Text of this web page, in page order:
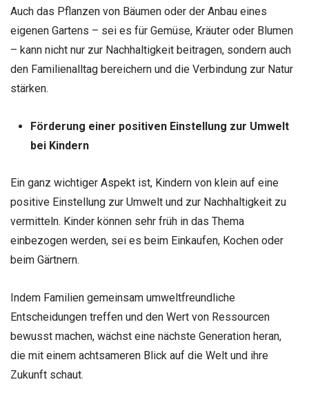
Auch das Pflanzen von Bäumen oder der Anbau eines
eigenen Gartens – sei es für Gemüse, Kräuter oder Blumen
– kann nicht nur zur Nachhaltigkeit beitragen, sondern auch
den Familienalltag bereichern und die Verbindung zur Natur
stärken.
Förderung einer positiven Einstellung zur Umwelt
bei Kindern
Ein ganz wichtiger Aspekt ist, Kindern von klein auf eine
positive Einstellung zur Umwelt und zur Nachhaltigkeit zu
vermitteln. Kinder können sehr früh in das Thema
einbezogen werden, sei es beim Einkaufen, Kochen oder
beim Gärtnern.
Indem Familien gemeinsam umweltfreundliche
Entscheidungen treffen und den Wert von Ressourcen
bewusst machen, wächst eine nächste Generation heran,
die mit einem achtsameren Blick auf die Welt und ihre
Zukunft schaut.